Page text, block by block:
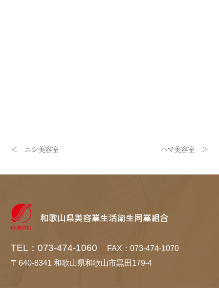
＜ ニシ美容室 ハマ美容室 ＞
TEL：073-474-1060
FAX：073-474-1070
〒640-8341 和歌山県和歌山市黒田179-4